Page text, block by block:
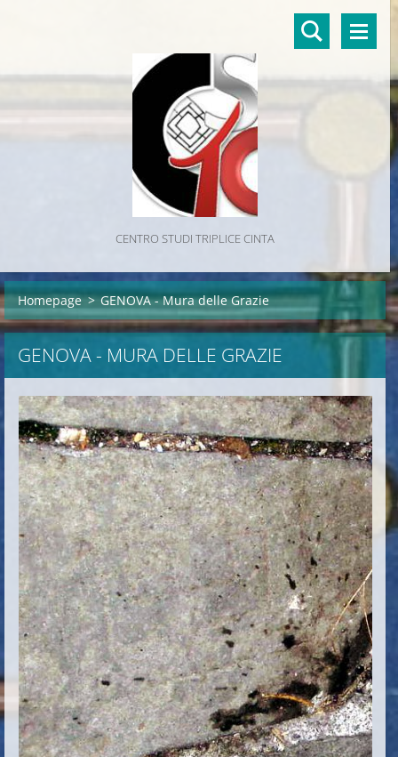
CENTRO STUDI TRIPLICE CINTA
Homepage > GENOVA - Mura delle Grazie
GENOVA - MURA DELLE GRAZIE